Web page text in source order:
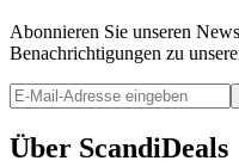
Abonnieren Sie unseren
Benachrichtigungen zu
Über ScandiDeals